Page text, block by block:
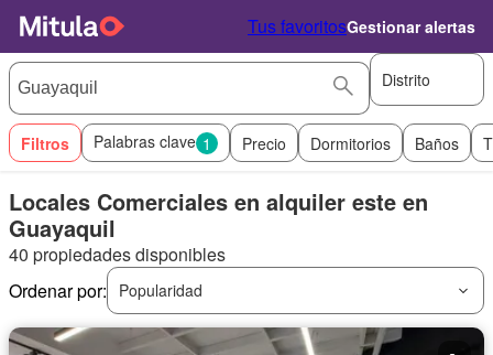
Tus favoritosGestionar alertas
Distrito
Filtros Palabras clave 1 Precio Dormitorios Baños
Locales Comerciales en alquiler este en
Guayaquil
40 propiedades disponibles
Ordenar por:
Popularidad